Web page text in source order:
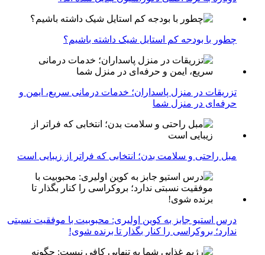
چطور با بودجه کم استایل شیک داشته باشیم؟
تزریقات در منزل پاسداران؛ خدمات درمانی سریع، ایمن و
حرفه‌ای در منزل شما
مبل راحتی و سلامت بدن؛ انتخابی که فراتر از زیبایی است
درس استیو جابز به کوین اولیری: محبوبیت با موفقیت نسبتی
ندارد؛ بروکراسی را کنار بگذار تا برنده شوی!